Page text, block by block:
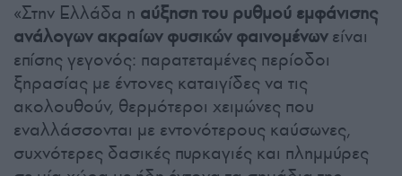
«Στην Ελλάδα η αύξηση του ρυθμού εμφάνισης
ανάλογων ακραίων φυσικών φαινομένωνείναι
επίσης γεγονός: παρατεταμένες περίοδοι
ξηρασίας με έντονες καταιγίδες να τις
ακολουθούν, θερμότεροι χειμώνες που
εναλλάσσονται με εντονότερους καύσωνες,
συχνότερες δασικές πυρκαγιές και πλημμύρες